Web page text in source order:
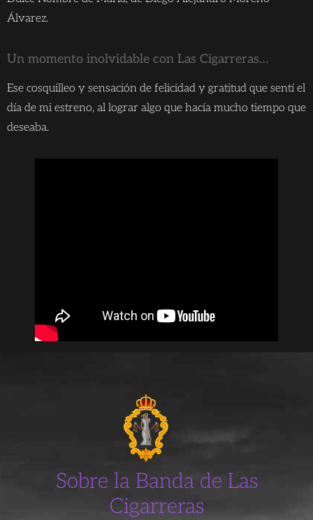
Álvarez.
Un momento inolvidable con Las Cigarreras…
Ese cosquilleo y sensación de felicidad y gratitud que sentí el
día de mi estreno, al lograr algo que hacía mucho tiempo que
deseaba.
Sobre la Banda de Las
Cigarreras